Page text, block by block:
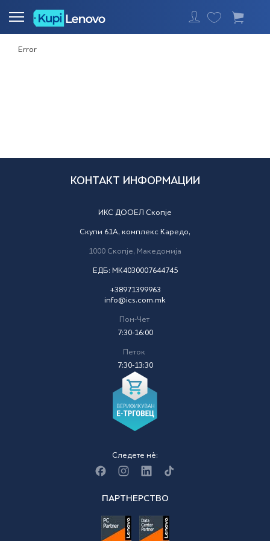
Најавете се
Error
КОНТАКТ ИНФОРМАЦИИ
ИКС ДООЕЛ Скопје
Скупи 61А, комплекс Каредо,
1000 Скопје, Македонија
ЕДБ: MK4030007644745
+38971399963
info@ics.com.mk
Пон-Чет
7:30-16:00
Петок
7:30-13:30
Следете нè:
ПАРТНЕРСТВО